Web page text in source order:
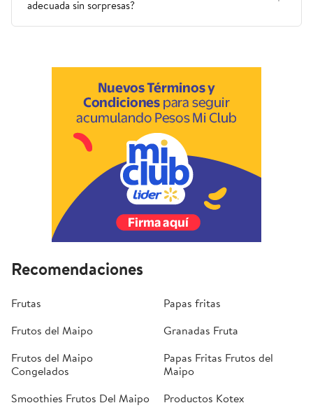
adecuada sin sorpresas?
Recomendaciones
Frutas
Papas fritas
Frutos del Maipo
Granadas Fruta
Frutos del Maipo
Congelados
Papas Fritas Frutos del
Maipo
Smoothies Frutos Del Maipo
Productos Kotex